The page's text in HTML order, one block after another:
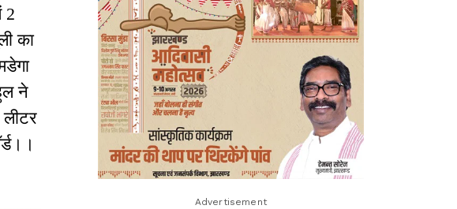
2
का
ने
Advertisement